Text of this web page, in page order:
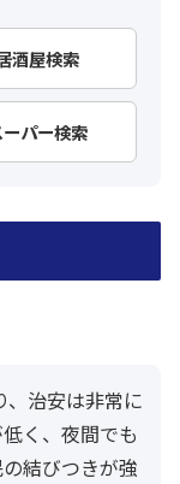
酒屋検索
ーパー検索
、治安は非常に
く、夜間でも
結びつきが強